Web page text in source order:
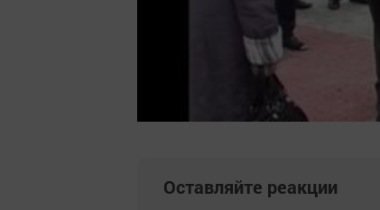
Оставляйте реакции